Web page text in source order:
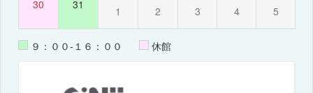
30 31 1 2 3 4 5
９：００-１６：００ 休館